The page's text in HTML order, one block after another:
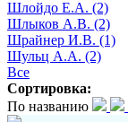
Шлойдо Е.А. (2)
Шлыков А.В. (2)
Шрайнер И.В. (1)
Шульц А.А. (2)
Все
Сортировка:
По названию